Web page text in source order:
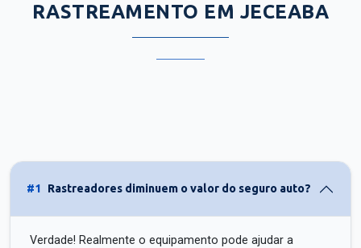
RASTREAMENTO EM JECEABA
#1 Rastreadores diminuem o valor do seguro auto?
Verdade! Realmente o equipamento pode ajudar a